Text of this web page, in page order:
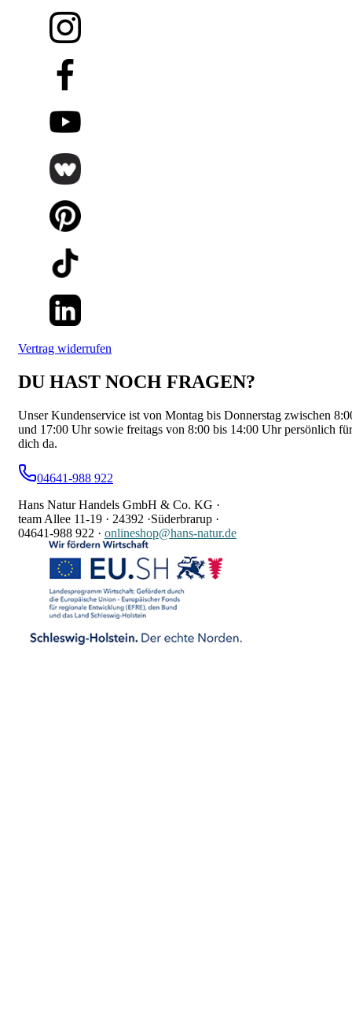
Vertrag widerrufen
DU HAST NOCH FRAGEN?
Unser Kundenservice ist von Montag bis Donnerstag zwischen
und 17:00 Uhr sowie freitags von 8:00 bis 14:00 Uhr persönlich für
dich da.
04641-988 922
Hans Natur Handels GmbH & Co. KG ·
team Allee 11-19 · 24392 ·Süderbrarup ·
04641-988 922 · onlineshop@hans-natur.de